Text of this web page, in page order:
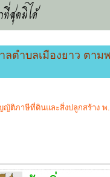
สุดมิได้
ลตำบลเมืองยาว ต
ติภาษีที่ดินและสิ่งปลูกสร้าง